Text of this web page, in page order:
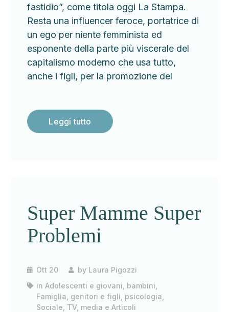
fastidio”, come titola oggi La Stampa.
Resta una influencer feroce, portatrice di
un ego per niente femminista ed
esponente della parte più viscerale del
capitalismo moderno che usa tutto,
anche i figli, per la promozione del
Leggi tutto
Super Mamme Super
Problemi
Ott 20 by Laura Pigozzi
inAdolescenti e giovani bambini
Famiglia, genitori e figli psicologia
Sociale TV, media e Articoli